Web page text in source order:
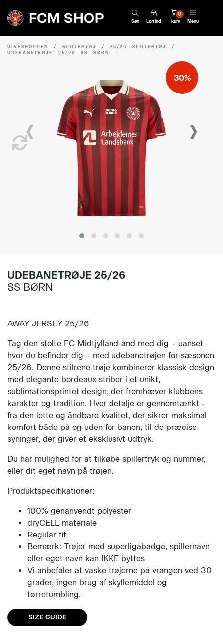
Søg Log ind kurv
0
Menu
ULVESHOPPEN / SPILLERTØJ / 25/26 SPILLERTØJ
/
UDEBANETRØJE 25/26 SS BØRN
30%
‹ ›
UDEBANETRØJE 25/26
SS BØRN
AWAY JERSEY 25/26
Tag den stolte FC Midtjylland-ånd med dig – uanset
hvor du befinder dig – med udebanetrøjen for sæsonen
25/26. Denne stilrene trøje kombinerer klassisk design
med elegante bordeaux striber i et unikt,
sublimationsprintet design, der fremhæver klubbens
karakter og tradition. Hver detalje er gennemtænkt –
fra den lette og åndbare kvalitet, der sikrer maksimal
komfort både på og uden for banen, til de præcise
syninger, der giver et eksklusivt udtryk.
Du har mulighed for at tilkøbe spillertryk og nummer,
eller dit eget navn på trøjen.
Produktspecifikationer:
100% genanvendt polyester
dryCELL materiale
Regular fit
Bemærk: Trøjer med superligabadge, spillernavn
eller eget navn kan IKKE byttes
Vi anbefaler at vaske trøjerne på vrangen ved 30
grader, ingen brug af skyllemiddel og
tørretumbling.
SIZE GUIDE